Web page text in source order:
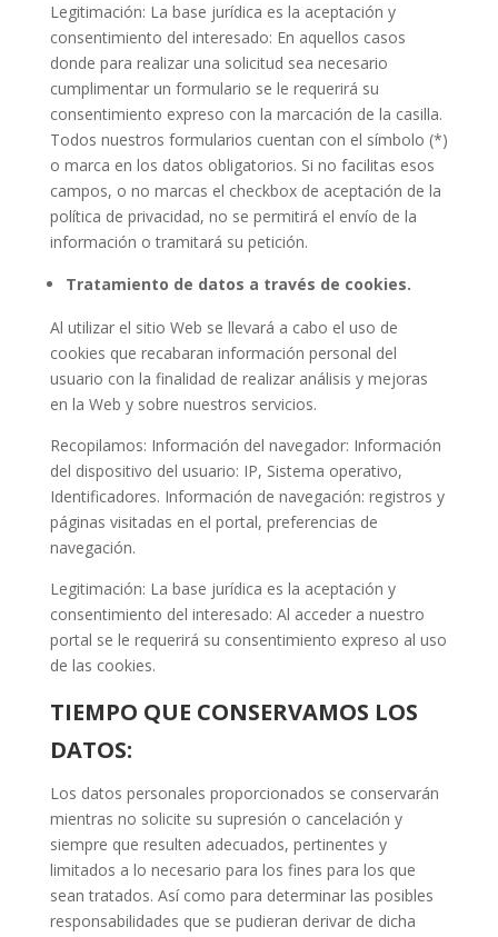
Legitimación: La base jurídica es la aceptación y
consentimiento del interesado: En aquellos casos
donde para realizar una solicitud sea necesario
cumplimentar un formulario se le requerirá su
consentimiento expreso con la marcación de la casilla.
Todos nuestros formularios cuentan con el símbolo (*)
o marca en los datos obligatorios. Si no facilitas esos
campos, o no marcas el checkbox de aceptación de la
política de privacidad, no se permitirá el envío de la
información o tramitará su petición.
Tratamiento de datos a través de cookies.
Al utilizar el sitio Web se llevará a cabo el uso de
cookies que recabaran información personal del
usuario con la finalidad de realizar análisis y mejoras
en la Web y sobre nuestros servicios.
Recopilamos: Información del navegador: Información
del dispositivo del usuario: IP, Sistema operativo,
Identificadores. Información de navegación: registros y
páginas visitadas en el portal, preferencias de
navegación.
Legitimación: La base jurídica es la aceptación y
consentimiento del interesado: Al acceder a nuestro
portal se le requerirá su consentimiento expreso al uso
de las cookies.
TIEMPO QUE CONSERVAMOS LOS
DATOS:
Los datos personales proporcionados se conservarán
mientras no solicite su supresión o cancelación y
siempre que resulten adecuados, pertinentes y
limitados a lo necesario para los fines para los que
sean tratados. Así como para determinar las posibles
responsabilidades que se pudieran derivar de dicha